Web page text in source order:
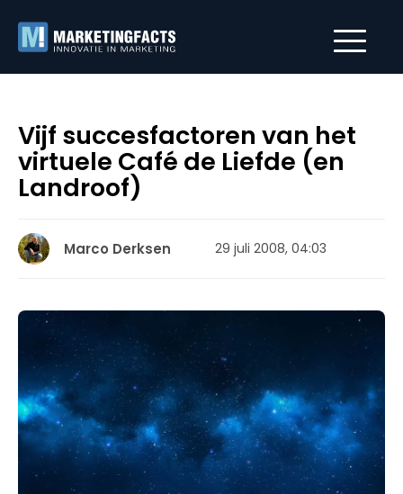
Vijf succesfactoren van het
virtuele Café de Liefde (en
Landroof)
Marco Derksen 29 juli 2008, 04:03